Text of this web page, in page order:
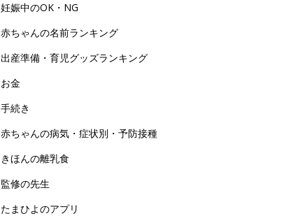
妊娠中のOK・NG
赤ちゃんの名前ランキング
出産準備・育児グッズランキング
お金
手続き
赤ちゃんの病気・症状別・予防接種
きほんの離乳食
監修の先生
たまひよのアプリ